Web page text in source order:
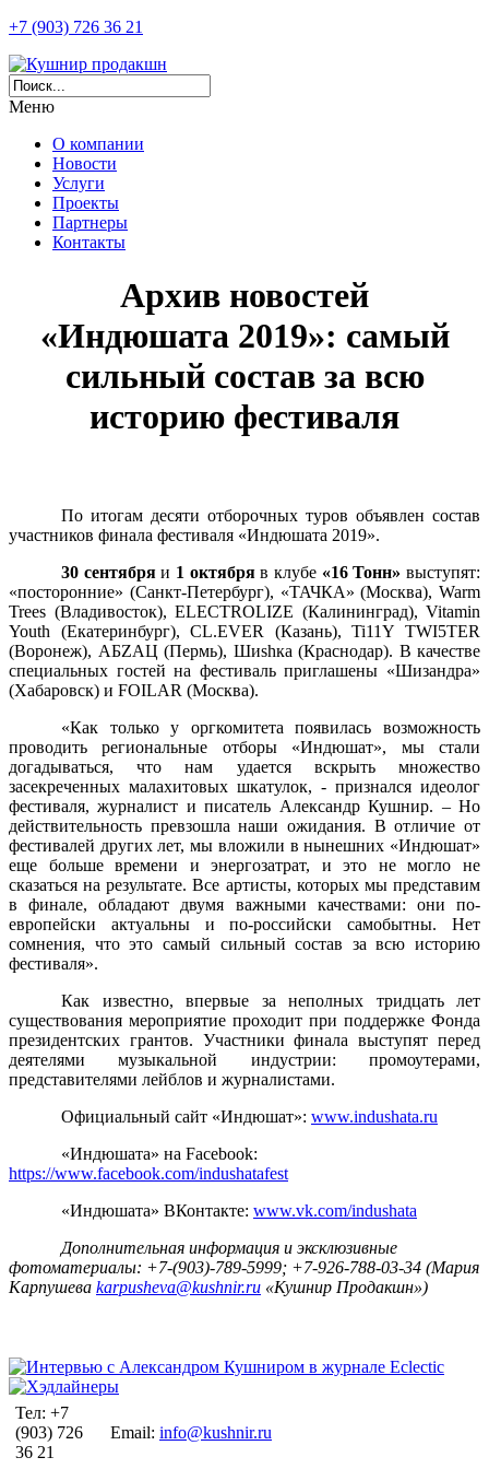
+7 (903) 726 36 21
Меню
О компании
Новости
Услуги
Проекты
Партнеры
Контакты
Архив новостей
«Индюшата 2019»: самый
сильный состав за всю
историю фестиваля
По итогам десяти отборочных туров объявлен состав
участников финала фестиваля «Индюшата 2019».
30 сентябряи 1 октябряв клубе «16 Тонн» выступят:
«посторонние» (Санкт-Петербург), «ТАЧКА» (Москва), Warm
Trees (Владивосток), ELECTROLIZE (Калининград), Vitamin
Youth (Екатеринбург), CL.EVER (Казань), Ti11Y TWI5TER
(Воронеж), АБZАЦ (Пермь), Шиshка (Краснодар). В качестве
специальных гостей на фестиваль приглашены «Шизандра»
(Хабаровск) и FOILAR (Москва).
«Как только у оргкомитета появилась возможность
проводить региональные отборы «Индюшат», мы стали
догадываться, что нам удается вскрыть множество
засекреченных малахитовых шкатулок, - признался идеолог
фестиваля, журналист и писатель Александр Кушнир. – Но
действительность превзошла наши ожидания. В отличие от
фестивалей других лет, мы вложили в нынешних «Индюшат»
еще больше времени и энергозатрат, и это не могло не
сказаться на результате. Все артисты, которых мы представим
в финале, обладают двумя важными качествами: они по-
европейски актуальны и по-российски самобытны. Нет
сомнения, что это самый сильный состав за всю историю
фестиваля».
Как известно, впервые за неполных тридцать лет
существования мероприятие проходит при поддержке Фонда
президентских грантов. Участники финала выступят перед
деятелями музыкальной индустрии: промоутерами,
представителями лейблов и журналистами.
Официальный сайт «Индюшат»: www.indushata.ru
«Индюшата» на Facebook:
https://www.facebook.com/indushatafest
«Индюшата» ВКонтакте: www.vk.com/indushata
Дополнительная информация и эксклюзивные
фотоматериалы: +7-(903)-789-5999; +7-926-788-03-34 (Мария
Карпушева karpusheva@kushnir.ru «Кушнир Продакшн»)
Тел: +7
(903) 726
36 21
Email: info@kushnir.ru